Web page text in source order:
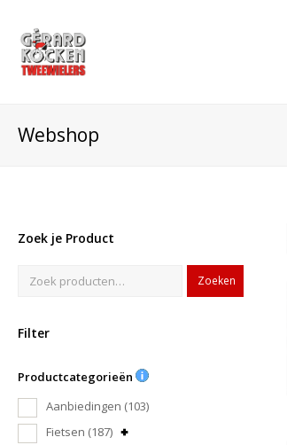
Webshop
Zoek je Product
Zoeken
Filter
Productcategorieën
Aanbiedingen (103)
Fietsen (187)